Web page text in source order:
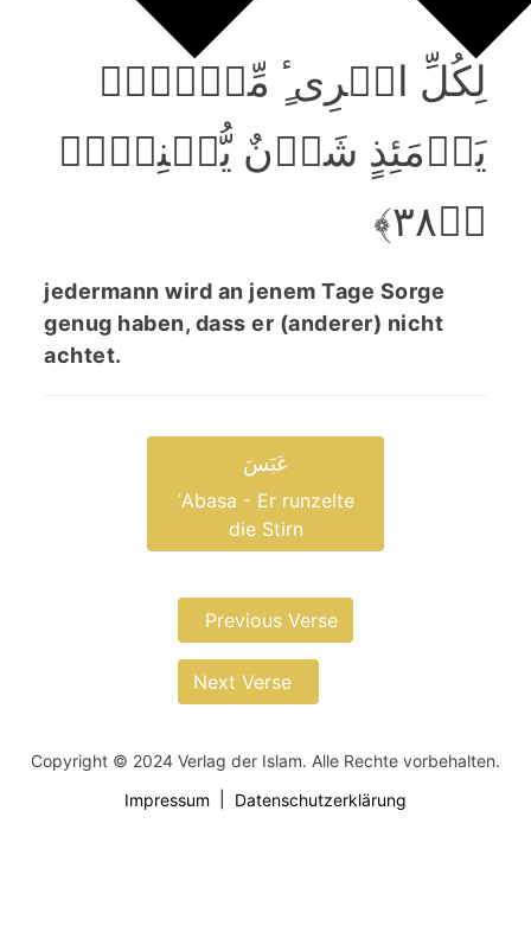
لِکُلِّ امۡرِیٴٍ مِّنۡہُمۡ
یَوۡمَئِذٍ شَاۡنٌ یُّغۡنِیۡہِ
﴿ؕ۳۸﴾
jedermann wird an jenem Tage Sorge
genug haben, dass er (anderer) nicht
achtet.
عَبَسَ
ʿAbasa - Er runzelte
die Stirn
Previous Verse
Next Verse
Copyright © 2024 Verlag der Islam. Alle Rechte vorbehalten.
Impressum
Datenschutzerklärung